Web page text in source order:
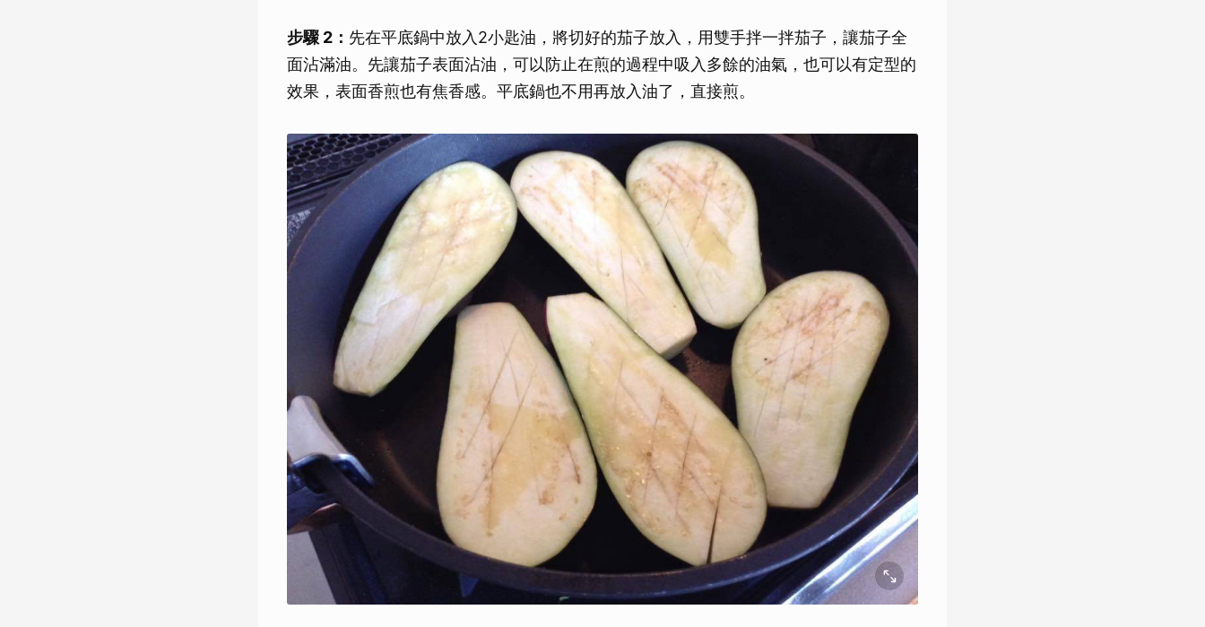
步驟 2： 先在平底鍋中放入2小匙油，將切好的茄子放入，用雙手拌一拌茄子，讓茄子全
面沾滿油。先讓茄子表面沾油，可以防止在煎的過程中吸入多餘的油氣，也可以有定型的
效果，表面香煎也有焦香感。平底鍋也不用再放入油了，直接煎。